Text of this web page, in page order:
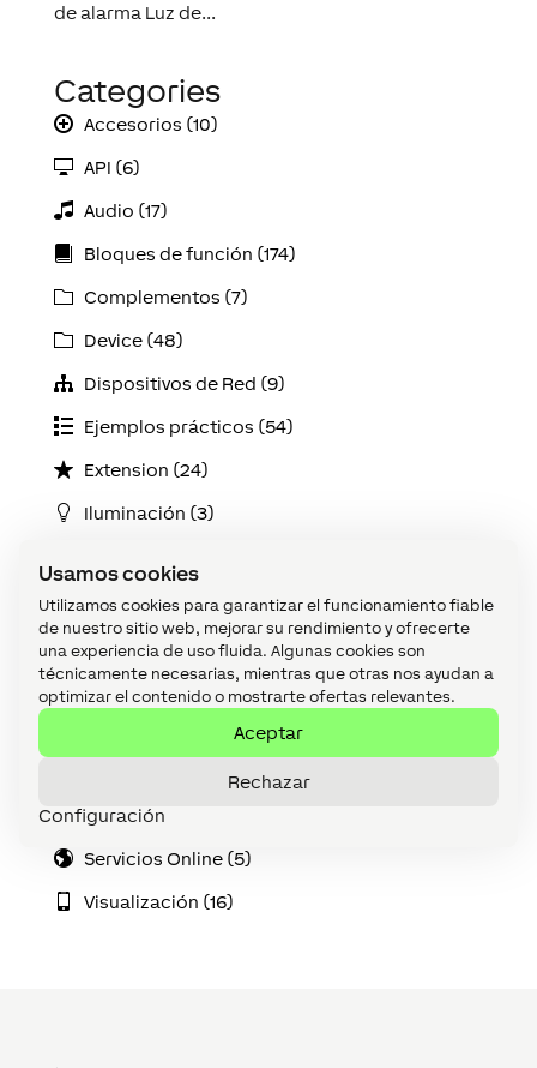
Usamos cookies
Utilizamos cookies para garantizar el funcionamiento fiable
de nuestro sitio web, mejorar su rendimiento y ofrecerte
una experiencia de uso fluida. Algunas cookies son
técnicamente necesarias, mientras que otras nos ayudan a
optimizar el contenido o mostrarte ofertas relevantes.
Aceptar
Rechazar
Configuración
de alarma Luz de...
Categories
Accesorios (10)
API (6)
Audio (17)
Bloques de función (174)
Complementos (7)
Device (48)
Dispositivos de Red (9)
Ejemplos prácticos (54)
Extension (24)
Iluminación (3)
Introducción (3)
Loxone Air (42)
Loxone Config (42)
Mantenimiento y diagnóstico (13)
Miniserver (14)
Servicios Online (5)
Visualización (16)